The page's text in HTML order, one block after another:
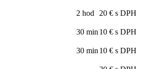
2 hod
20 € s DPH
30 min 10 € s DPH
30 min 10 € s DPH